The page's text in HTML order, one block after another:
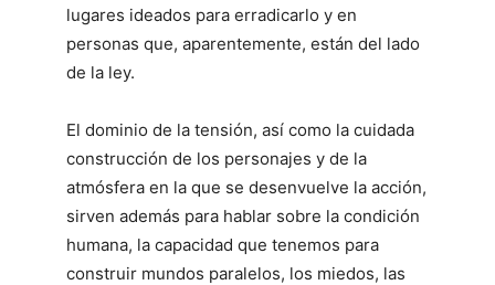
lugares ideados para erradicarlo y en
personas que, aparentemente, están del lado
de la ley.
El dominio de la tensión, así como la cuidada
construcción de los personajes y de la
atmósfera en la que se desenvuelve la acción,
sirven además para hablar sobre la condición
humana, la capacidad que tenemos para
construir mundos paralelos, los miedos, las